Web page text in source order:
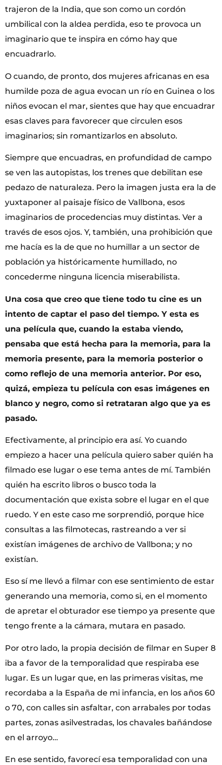
trajeron de la India, que son como un cordón
umbilical con la aldea perdida, eso te provoca un
imaginario que te inspira en cómo hay que
encuadrarlo.
O cuando, de pronto, dos mujeres africanas en esa
humilde poza de agua evocan un río en Guinea o los
niños evocan el mar, sientes que hay que encuadrar
esas claves para favorecer que circulen esos
imaginarios; sin romantizarlos en absoluto.
Siempre que encuadras, en profundidad de campo
se ven las autopistas, los trenes que debilitan ese
pedazo de naturaleza. Pero la imagen justa era la de
yuxtaponer al paisaje físico de Vallbona, esos
imaginarios de procedencias muy distintas. Ver a
través de esos ojos. Y, también, una prohibición que
me hacía es la de que no humillar a un sector de
población ya históricamente humillado, no
concederme ninguna licencia miserabilista.
Una cosa que creo que tiene todo tu cine es un
intento de captar el paso del tiempo. Y esta es
una película que, cuando la estaba viendo,
pensaba que está hecha para la memoria, para la
memoria presente, para la memoria posterior o
como reflejo de una memoria anterior. Por eso,
quizá, empieza tu película con esas imágenes en
blanco y negro, como si retrataran algo que ya es
pasado.
Efectivamente, al principio era así. Yo cuando
empiezo a hacer una película quiero saber quién ha
filmado ese lugar o ese tema antes de mí. También
quién ha escrito libros o busco toda la
documentación que exista sobre el lugar en el que
ruedo. Y en este caso me sorprendió, porque hice
consultas a las filmotecas, rastreando a ver si
existían imágenes de archivo de Vallbona; y no
existían.
Eso sí me llevó a filmar con ese sentimiento de estar
generando una memoria, como si, en el momento
de apretar el obturador ese tiempo ya presente que
tengo frente a la cámara, mutara en pasado.
Por otro lado, la propia decisión de filmar en Super 8
iba a favor de la temporalidad que respiraba ese
lugar. Es un lugar que, en las primeras visitas, me
recordaba a la España de mi infancia, en los años 60
o 70, con calles sin asfaltar, con arrabales por todas
partes, zonas asilvestradas, los chavales bañándose
en el arroyo…
En ese sentido, favorecí esa temporalidad con una